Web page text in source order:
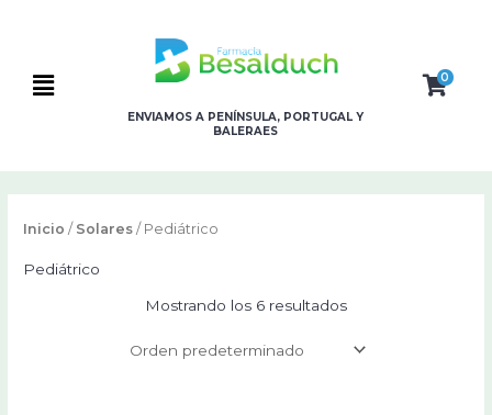
Flyout
ENVIAMOS A PENÍNSULA, PORTUGAL Y
BALERAES
0
Inicio / Solares / Pediátrico
Pediátrico
Mostrando los 6 resultados